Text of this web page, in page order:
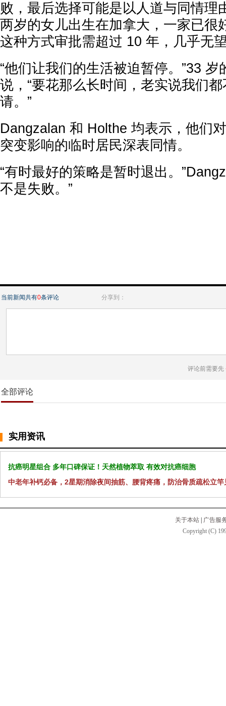
败，最后选择可能是以人道与同情理
两岁的女儿出生在加拿大，一家已很
这种方式审批需超过 10 年，几乎无
“他们让我们的生活被迫暂停。”33 岁
说，“要花那么长时间，老实说我们
请。”
Dangzalan 和 Holthe 均表示，他们
突变影响的临时居民深表同情。
“有时最好的策略是暂时退出。
不是失败。”
当前新闻共有0条评论 分享到：
评论前需要先
全部评论
实用资讯
抗癌明星组合 多年口碑保证！天然植物萃取 有效对抗癌细胞
中老年补钙必备，2星期消除夜间抽筋、腰背疼痛，防治骨质疏松立竿
关于本站
广告服
Copyright (C)